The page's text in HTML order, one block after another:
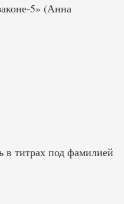
5» (Анна
в титрах под фамилией